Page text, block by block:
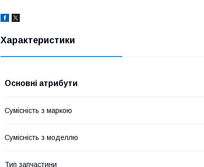
Характеристики
Основні атрибути
Сумісність з маркою
Сумісність з моделлю
Тип запчастини